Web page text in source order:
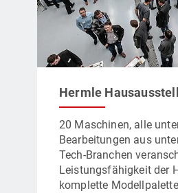
Hermle
20 Maschinen, alle
Bearbeitungen aus
Tech-Branchen
Leistungsfähigkeit der
komplette